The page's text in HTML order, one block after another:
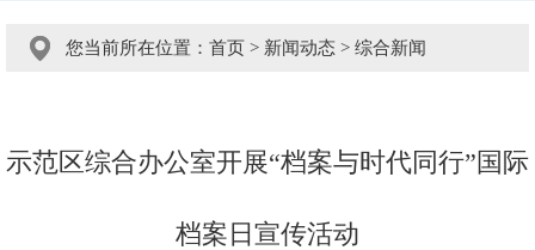
您当前所在位置： 首页 > 新闻动态 > 综合新闻
示范区综合办公室开展“档案与时代同行”国际
档案日宣传活动